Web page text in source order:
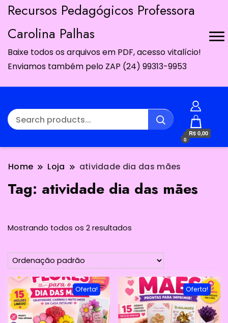
Recursos Pedagógicos Professora
Carolina Palhas
Baixe todos os arquivos em PDF, acesso vitalício!
Enviamos também pelo ZAP (24) 99313-9953
0
R$ 0,00
Home Loja atividade dia das mães
Tag: atividade dia das mães
Mostrando todos os 2 resultados
Oferta! Oferta!